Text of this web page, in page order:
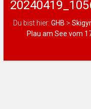
Du bist hier: GHB >
Plau am See vom